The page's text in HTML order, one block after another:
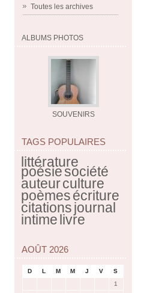
Toutes les archives
ALBUMS PHOTOS
SOUVENIRS
TAGS POPULAIRES
littérature
poésiesociété
auteurculture
poèmesécriture
citationsjournal
intimelivre
AOÛT 2026
D L M M J V
S
1